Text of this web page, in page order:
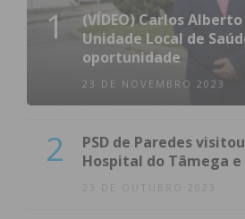
1
(VÍDEO) Carlos
Unidade Local de
oportunidade
23 DE NOVEMBRO 2023
2
PSD de Paredes
Hospital do Tâmega e
23 DE OUTUBRO 2023